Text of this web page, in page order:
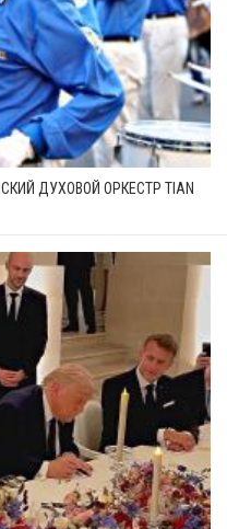
ДУХОВОЙ ОРКЕСТР TIAN